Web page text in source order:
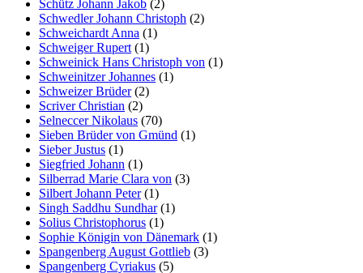
Schütz Johann Jakob (2)
Schwedler Johann Christoph (2)
Schweichardt Anna (1)
Schweiger Rupert (1)
Schweinick Hans Christoph von (1)
Schweinitzer Johannes (1)
Schweizer Brüder(2)
Scriver Christian (2)
Selneccer Nikolaus (70)
Sieben Brüder von Gmünd (1)
Sieber Justus (1)
Siegfried Johann (1)
Silberrad Marie Clara von (3)
Silbert Johann Peter(1)
Singh Saddhu Sundhar(1)
Solius Christophorus (1)
Sophie Königin von Dänemark (1)
Spangenberg August Gottlieb (3)
Spangenberg Cyriakus (5)